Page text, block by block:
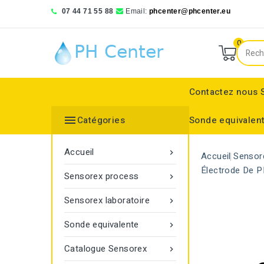
07 44 71 55 88 Email: phcenter@phcenter.eu
0
Contactez nous
Sonde
Catégories

Accueil

Sensorex process

Sensorex laboratoire

Sonde equivalente

Catalogue Sensorex
Accueil
Électrode De